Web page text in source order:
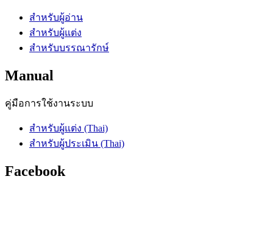
สำหรับผู้อ่าน
สำหรับผู้แต่ง
สำหรับบรรณารักษ์
Manual
คู่มือการใช้งานระบบ
สำหรับผู้แต่ง (Thai)
สำหรับผู้ประเมิน (Thai)
Facebook